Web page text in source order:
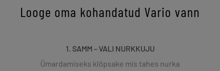
Looge oma kohandatud Vario vann
1. SAMM – VALI NURKKUJU
Ümardamiseks klõpsake mis tahes nurka